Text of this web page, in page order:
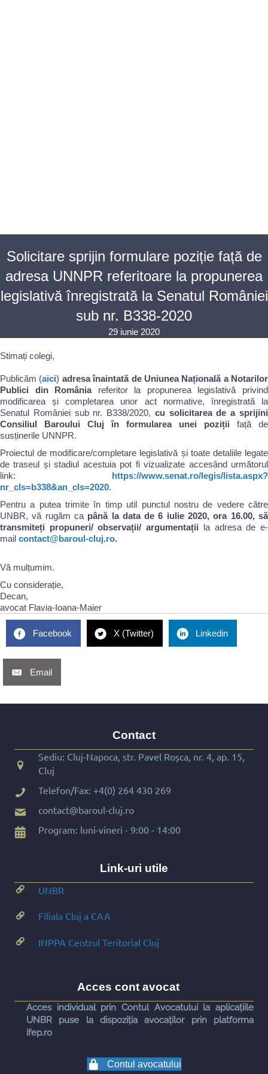
Solicitare sprijin formulare poziție față de
adresa UNNPR referitoare la propunerea
legislativă înregistrată la Senatul României
sub nr. B338-2020
29 iunie 2020
Stimați colegi,
Publicăm (aici) adresa înaintată de Uniunea Națională a Notarilor
Publici din România referitor la propunerea legislativă privind
modificarea și completarea unor act normative, înregistrată la
Senatul României sub nr. B338/2020, cu solicitarea de a sprijini
Consiliul Baroului Cluj în formularea unei poziții față de
susținerile UNNPR.
Proiectul de modificare/completare legislativă și toate detaliile legate
de traseul și stadiul acestuia pot fi vizualizate accesând următorul
link: https://www.senat.ro/legis/lista.aspx?
nr_cls=b338&an_cls=2020.
Pentru a putea trimite în timp util punctul nostru de vedere către
UNBR, vă rugăm ca până la data de 6 iulie 2020, ora 16.00, să
transmiteți propuneri/ observații/ argumentații la adresa de e-
mail contact@baroul-cluj.ro.
Vă mulțumim.
Cu considerație,
Decan,
avocat Flavia-Ioana-Maier
Facebook X (Twitter) Linkedin
Email
Contact
Sediu: Cluj-Napoca, str. Pavel Roșca, nr. 4, ap. 15,
Cluj
Telefon/Fax: +4(0) 264 430 269
contact@baroul-cluj.ro
Program: luni-vineri - 9:00 - 14:00
Link-uri utile
UNBR
Filiala Cluj a CAA
INPPA Centrul Teritorial Cluj
Acces cont avocat
Acces individual prin Contul Avocatului la aplicațiile
UNBR puse la dispoziția avocaților prin platforma
ifep.ro
Contul avocatului